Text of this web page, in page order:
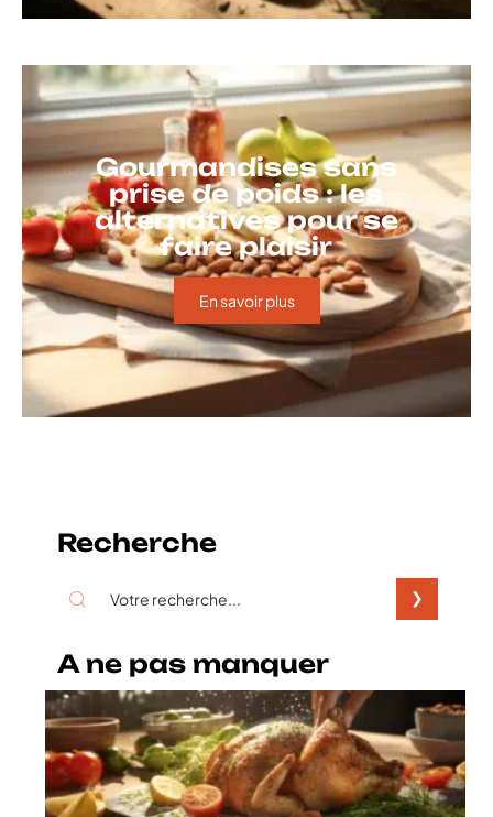
Gourmandises sans
prise de poids : les
alternatives pour se
faire plaisir
En savoir plus
Recherche
A ne pas manquer